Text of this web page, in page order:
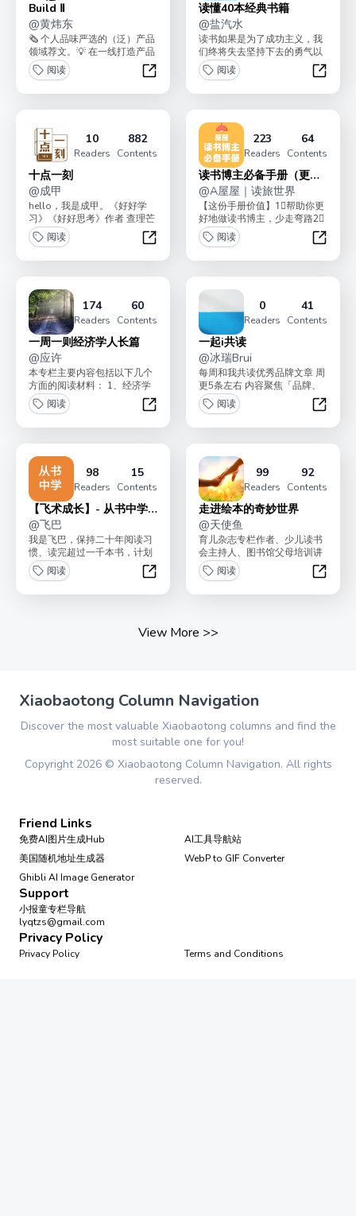
Build Ⅱ
@黄炜东
🗞 个人品味严选的（泛）产品
领域荐文。💡 在一线打造产品
的好奇、观察、思索。
阅读
Build Ⅱ
读懂40本经典书籍
@盐汽水
读书如果是为了成功主义，我
们终将失去坚持下去的勇气以
及过程中的正直。在过去5
年，我阅读了300多本书...
阅读
读懂
10
Readers
882
Contents
十点一刻
@成甲
hello，我是成甲。《好好学
习》《好好思考》作者 查理芒
格思想研究者本专栏适合人
群：1、对《穷查理...
阅读
十点一刻
223
Readers
64
Contents
读书博主必备手册（更新
中）
@A屋屋｜读旅世界
【这份手册价值】1⃣️帮助你更
好地做读书博主，少走弯路2⃣️
我会拆解全网TOP级30-50位
读书博主...
阅读
读书
174
Readers
60
Contents
一周一则经济学人长篇
@应许
本专栏主要内容包括以下几个
方面的阅读材料： 1、经济学
人长篇，文章一般在2000字左
右； 2、华...
阅读
一周一则经济学人长篇
0
Readers
41
Contents
一起i共读
@冰瑞Brui
每周和我共读优秀品牌文章 周
更5条左右 内容聚焦「品牌、
职场」两大主题 筛选中文环境
里少见的高...
阅读
一起i
98
Readers
15
Contents
【飞术成长】- 从书中学
2024-32
@飞巴
我是飞巴，保持二十年阅读习
惯、读完超过一千本书，计划
每年带大家读12本好书。之前
分享过快速成长的三种...
阅读
【飞术成长】- 从书中学2024-32
99
Readers
92
Contents
走进绘本的奇妙世界
@天使鱼
育儿杂志专栏作者、少儿读书
会主持人、图书馆父母培训讲
师、研究童书十几年的三娃妈
天使鱼，带你充分挖掘绘...
阅读
走进
View More >>
Xiaobaotong Column Navigation
Discover the most valuable Xiaobaotong columns and find the
most suitable one for you!
Copyright 2026© Xiaobaotong Column Navigation. All rights
reserved.
Friend Links
免费AI图片生成Hub
AI工具导航站
美国随机地址生成器
WebP to GIF Converter
Ghibli AI Image Generator
Support
小报童专栏导航
lyqtzs@gmail.com
Privacy Policy
Privacy Policy Terms and Conditions